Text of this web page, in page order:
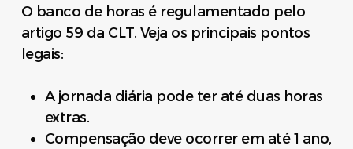
O banco de horas é regulamentado pelo
artigo 59 da CLT. Veja os principais pontos
legais:
A jornada diária pode ter até duas horas
extras.
Compensação deve ocorrer em até 1 ano,